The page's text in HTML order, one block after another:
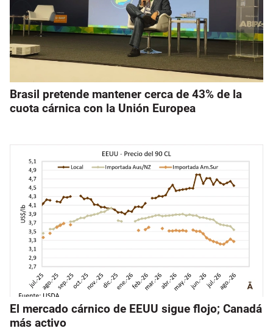
Brasil pretende mantener cerca de 43% de la
cuota cárnica con la Unión Europea
El mercado cárnico de EEUU sigue flojo; Canadá
más activo